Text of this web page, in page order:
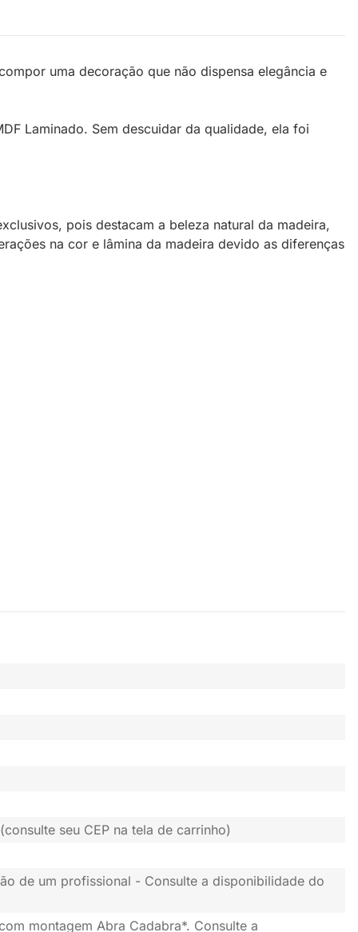
uma decoração que não dispensa elegância e
Laminado. Sem descuidar da qualidade, ela foi
pois destacam a beleza natural da madeira,
na cor e lâmina da madeira devido as diferenças
seu CEP na tela de carrinho)
de um profissional - Consulte a disponibilidade do
montagem Abra Cadabra*. Consulte a